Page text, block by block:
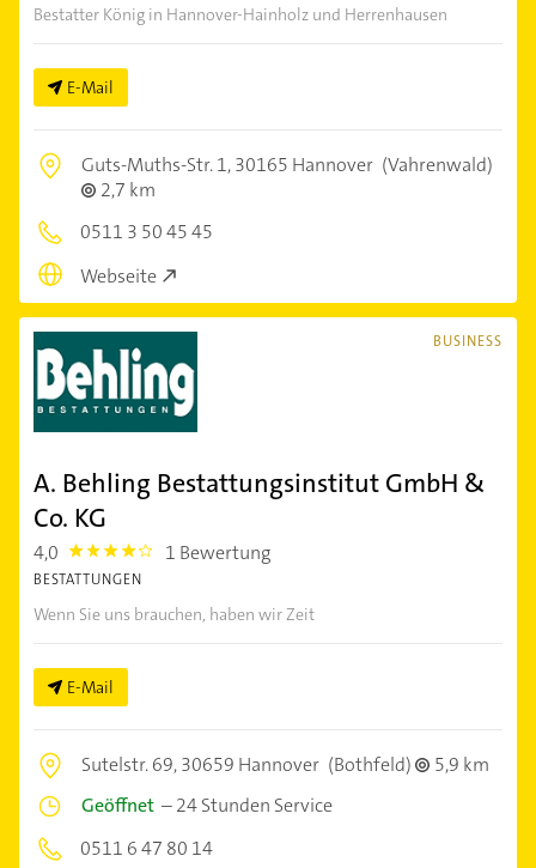
Bestatter König in Hannover-Hainholz und Herrenhausen
E-Mail
Guts-Muths-Str. 1,30165 Hannover (Vahrenwald)
2,7 km
0511 3 50 45 45
Webseite
BUSINESS
A. Behling Bestattungsinstitut GmbH &
Co. KG
4,0 4.0 1 Bewertung
BESTATTUNGEN
Wenn Sie uns brauchen, haben wir Zeit
E-Mail
Sutelstr. 69,30659 Hannover (Bothfeld)
5,9 km
Geöffnet –24 Stunden Service
0511 6 47 80 14